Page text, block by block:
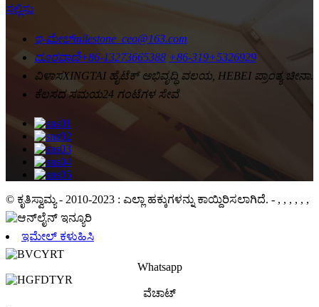
ಸಲ್ಲಿಸು
ಇ-ಮೇಲ್milestone_ceo@163.com
ದೂರವಾಣಿ+86-13273665388 +86-319+5326929
ವಿಳಾಸXINGTAI ಹೈಟೆಕ್ ಅಭಿವೃದ್ಧಿ ವಲಯ, HEBEI ಪ್ರಾಂತ್ಯ ಚೀನಾ.
ಕೆಲಸದ ಸಮಯ24 ಗಂಟೆಗಳ ಸೇವೆ
© ಕೃತಿಸ್ವಾಮ್ಯ - 2010-2023 : ಎಲ್ಲಾ ಹಕ್ಕುಗಳನ್ನು ಕಾಯ್ದಿರಿಸಲಾಗಿದೆ. - , , , , , ,
ಇಮೇಲ್ ಕಳುಹಿಸಿ
Whatsapp
ವೆಚಾಟ್